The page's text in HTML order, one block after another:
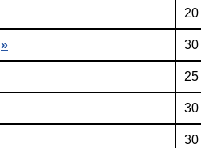
» 30
30
30